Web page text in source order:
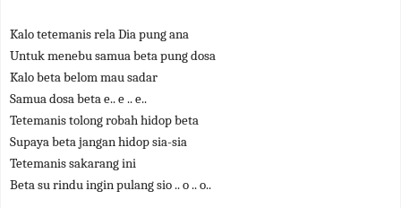
Kalo tetemanis rela Dia pung ana
Untuk menebu samua beta pung dosa
Kalo beta belom mau sadar
Samua dosa beta e.. e .. e..
Tetemanis tolong robah hidop beta
Supaya beta jangan hidop sia-sia
Tetemanis sakarang ini
Beta su rindu ingin pulang sio .. o .. o..